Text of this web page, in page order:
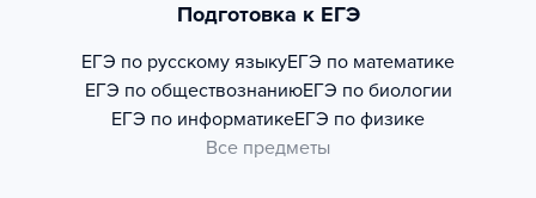
Подготовка к ЕГЭ
ЕГЭ по русскому языкуЕГЭ по математике
ЕГЭ по обществознаниюЕГЭ по биологии
ЕГЭ по информатикеЕГЭ по физике
Все предметы